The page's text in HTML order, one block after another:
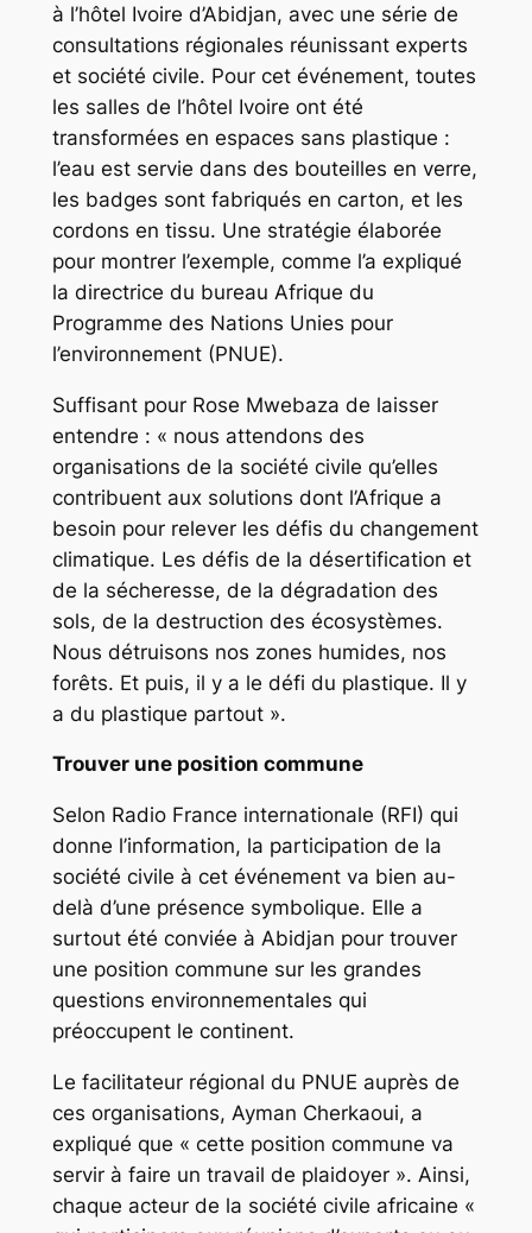
à l’hôtel Ivoire d’Abidjan, avec une série de
consultations régionales réunissant experts
et société civile. Pour cet événement, toutes
les salles de l’hôtel Ivoire ont été
transformées en espaces sans plastique :
l’eau est servie dans des bouteilles en verre,
les badges sont fabriqués en carton, et les
cordons en tissu. Une stratégie élaborée
pour montrer l’exemple, comme l’a expliqué
la directrice du bureau Afrique du
Programme des Nations Unies pour
l’environnement (PNUE).
Suffisant pour Rose Mwebaza de laisser
entendre : « nous attendons des
organisations de la société civile qu’elles
contribuent aux solutions dont l’Afrique a
besoin pour relever les défis du changement
climatique. Les défis de la désertification et
de la sécheresse, de la dégradation des
sols, de la destruction des écosystèmes.
Nous détruisons nos zones humides, nos
forêts. Et puis, il y a le défi du plastique. Il y
a du plastique partout ».
Trouver une position commune
Selon Radio France internationale (RFI) qui
donne l’information, la participation de la
société civile à cet événement va bien au-
delà d’une présence symbolique. Elle a
surtout été conviée à Abidjan pour trouver
une position commune sur les grandes
questions environnementales qui
préoccupent le continent.
Le facilitateur régional du PNUE auprès de
ces organisations, Ayman Cherkaoui, a
expliqué que « cette position commune va
servir à faire un travail de plaidoyer ». Ainsi,
chaque acteur de la société civile africaine «